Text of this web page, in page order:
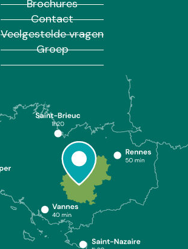
Brochures
Contact
Veelgestelde vragen
Groep